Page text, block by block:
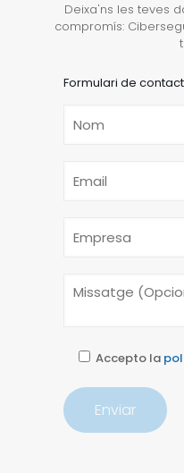
Deixa'ns les teves
compromís:
Formulari de
Accepto la